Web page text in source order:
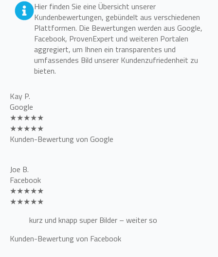
Hier finden Sie eine Übersicht unserer
Kundenbewertungen, gebündelt aus verschiedenen
Plattformen. Die Bewertungen werden aus Google,
Facebook, ProvenExpert und weiteren Portalen
aggregiert, um Ihnen ein transparentes und
umfassendes Bild unserer Kundenzufriedenheit zu
bieten.
Kay P.
Google
★★★★★
★★★★★
Kunden-Bewertung von Google
Joe B.
Facebook
★★★★★
★★★★★
kurz und knapp super Bilder – weiter so
Kunden-Bewertung von Facebook